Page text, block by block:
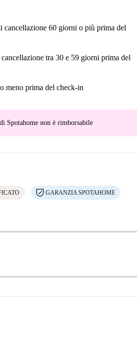
cancellazione 60 giorni o più prima del
tra 30 e 59 giorni prima del
meno prima del check-in
Spotahome non è rimborsabile
GARANZIA SPOTAHOME